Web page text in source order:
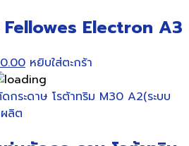
Electron A3
Current
price
is:
หยิบใส่ตะกร้า